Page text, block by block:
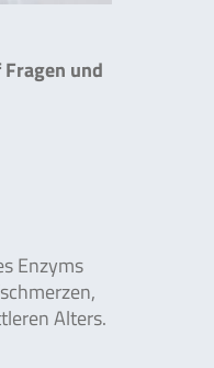
und
Enzyms
Alters.